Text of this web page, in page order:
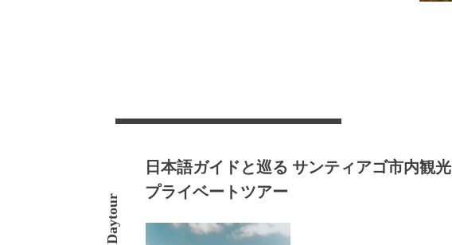
日本語ガイドと巡る サンティアゴ市内観光
プライベートツアー
Daytour